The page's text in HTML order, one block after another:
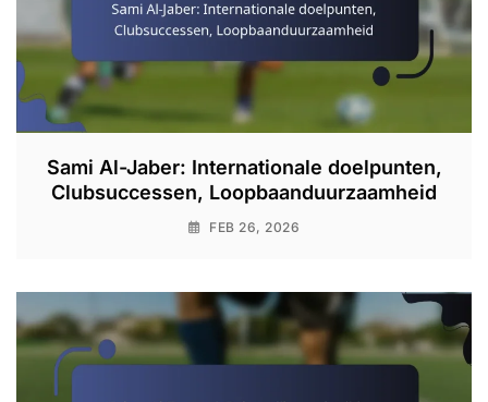
Sami Al-Jaber: Internationale doelpunten,
Clubsuccessen, Loopbaanduurzaamheid
FEB 26, 2026